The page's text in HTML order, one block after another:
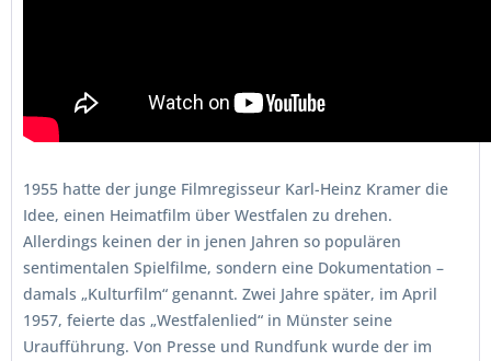
1955 hatte der junge Filmregisseur Karl-Heinz Kramer die
Idee, einen Heimatfilm über Westfalen zu drehen.
Allerdings keinen der in jenen Jahren so populären
sentimentalen Spielfilme, sondern eine Dokumentation –
damals „Kulturfilm“ genannt. Zwei Jahre später, im April
1957, feierte das „Westfalenlied“ in Münster seine
Uraufführung. Von Presse und Rundfunk wurde der im